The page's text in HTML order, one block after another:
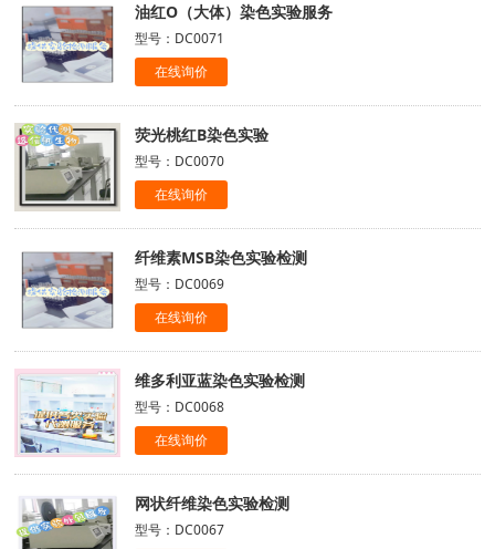
油红O（大体）染色实验服务
型号：DC0071
在线询价
荧光桃红B染色实验
型号：DC0070
在线询价
纤维素MSB染色实验检测
型号：DC0069
在线询价
维多利亚蓝染色实验检测
型号：DC0068
在线询价
网状纤维染色实验检测
型号：DC0067